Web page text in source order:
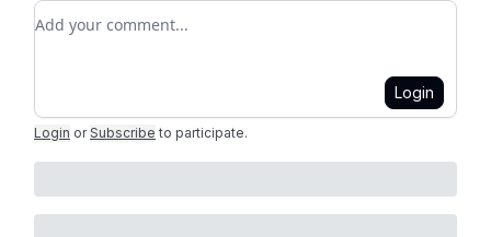
Add your comment
Login
Login or Subscribe to participate.